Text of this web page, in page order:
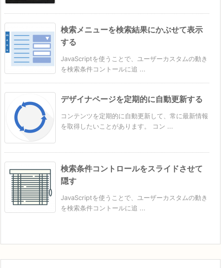
検索メニューを検索結果にかぶせて表示
する
JavaScriptを使うことで、ユーザーカスタムの動き
を検索条件コントールに追 ...
デザイナページを定期的に自動更新する
コンテンツを定期的に自動更新して、常に最新情報
を取得したいことがあります。 コン ...
検索条件コントロールをスライドさせて
隠す
JavaScriptを使うことで、ユーザーカスタムの動き
を検索条件コントールに追 ...